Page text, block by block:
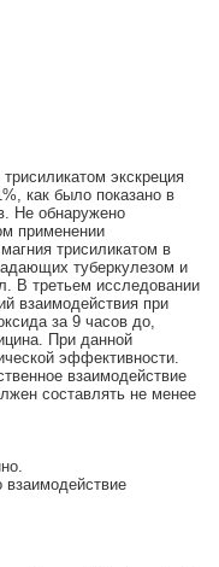
экскреция
как было показано в
Не обнаружено
применении
трисиликатом в
туберкулезом и
В третьем исследовании
взаимодействия при
за 9 часов до,
При данной
эффективности.
взаимодействие
составлять не менее
взаимодействие